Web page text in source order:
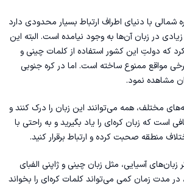
شمالی با دنیای اطراف ارتباط بسیار محدودی دارد
در زبان آن‌ها به وجود نیامده است. البته این
کرد که دولتِ این کشور استفاده از کلمات چینی و
مواقع ممنوع ساخته است. اما در کره جنوبی
مشاهده نمود.
مختلف، همه می‌توانند این زبان را درک کنند و
که زبان کره‌ای را یاد بگیرید و به راحتی با
منطقه صحبت کرده و ارتباط برقرار کنید.
آسیایی، مثل زبان چینی و ژاپنی الفبای
در مدت زمان کمی می‌تواند کلمات کره‌ای ‌را بخواند